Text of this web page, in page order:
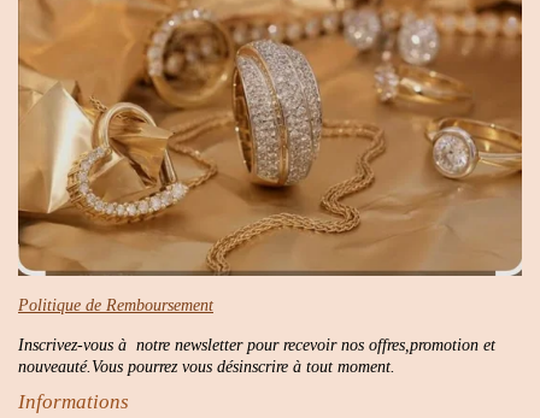
Politique de Remboursement
Inscrivez-vous à notre newsletter pour recevoir nos offres,promotion et
nouveauté.Vous pourrez vous désinscrire à tout moment.
Informations